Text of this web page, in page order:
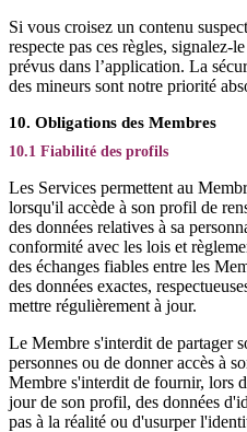
Si vous croisez un contenu
respecte pas ces règles, signalez-
prévus dans l’application. La
des mineurs sont notre priorité
10. Obligations des Membres
10.1 Fiabilité des profils
Les Services permettent au
lorsqu'il accède à son profil de
des données relatives à sa
conformité avec les lois et
des échanges fiables entre les
des données exactes,
mettre régulièrement à jour.
Le Membre s'interdit de partager
personnes ou de donner accès à
Membre s'interdit de fournir, lors
jour de son profil, des données
pas à la réalité ou d'usurper